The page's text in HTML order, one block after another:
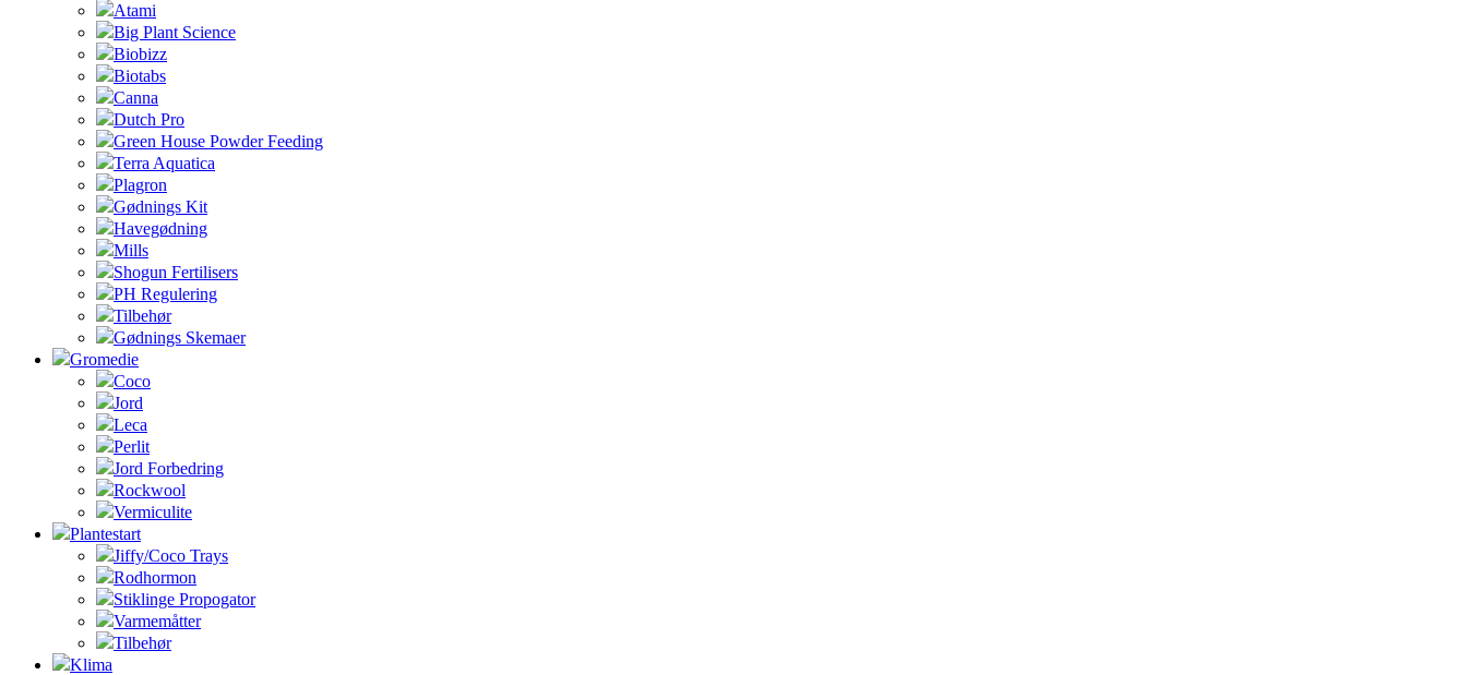
Atami
Big Plant Science
Biobizz
Biotabs
Canna
Dutch Pro
Green House Powder Feeding
Terra Aquatica
Plagron
Gødnings Kit
Havegødning
Mills
Shogun Fertilisers
PH Regulering
Tilbehør
Gødnings Skemaer
Gromedie
Coco
Jord
Leca
Perlit
Jord Forbedring
Rockwool
Vermiculite
Plantestart
Jiffy/Coco Trays
Rodhormon
Stiklinge Propogator
Varmemåtter
Tilbehør
Klima